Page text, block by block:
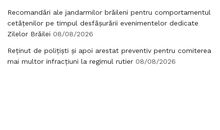
Recomandări ale jandarmilor brăileni pentru comportamentul
cetățenilor pe timpul desfășurării evenimentelor dedicate
Zilelor Brăilei 08/08/2026
Reținut de polițiști și apoi arestat preventiv pentru comiterea
mai multor infracțiuni la regimul rutier 08/08/2026